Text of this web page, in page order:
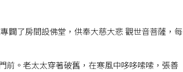
闢了房間設佛堂，供奉大慈大悲 觀世音菩薩，每
前。老太太穿著破舊，在寒風中哆哆嗦嗦，張善